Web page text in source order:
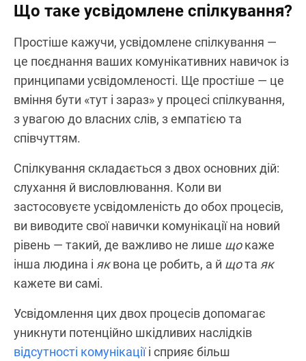
Що таке усвідомлене спілкування?
Простіше кажучи, усвідомлене спілкування —
це поєднання ваших комунікативних навичок із
принципами усвідомленості. Ще простіше — це
вміння бути «тут і зараз» у процесі спілкування,
з увагою до власних слів, з емпатією та
співчуттям.
Спілкування складається з двох основних дій:
слухання й висловлювання. Коли ви
застосовуєте усвідомленість до обох процесів,
ви виводите свої навички комунікації на новий
рівень — такий, де важливо не лише щокаже
інша людина і яквона це робить, а й щота як
кажете ви самі.
Усвідомлення цих двох процесів допомагає
уникнути потенційно шкідливих наслідків
відсутності комунікаціїі сприяє більш